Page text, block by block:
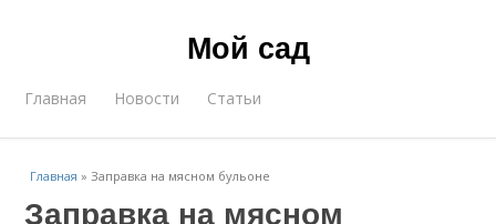
Мой сад
Главная Новости Статьи
Главная »Заправка на мясном бульоне
Заправка на мясном